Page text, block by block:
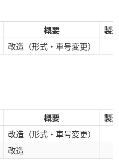
概要
製
改造 （形式・車号変更）
概要
製
改造 （形式・車号変更）
改造